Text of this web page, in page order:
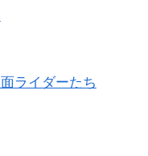
ライダーたち